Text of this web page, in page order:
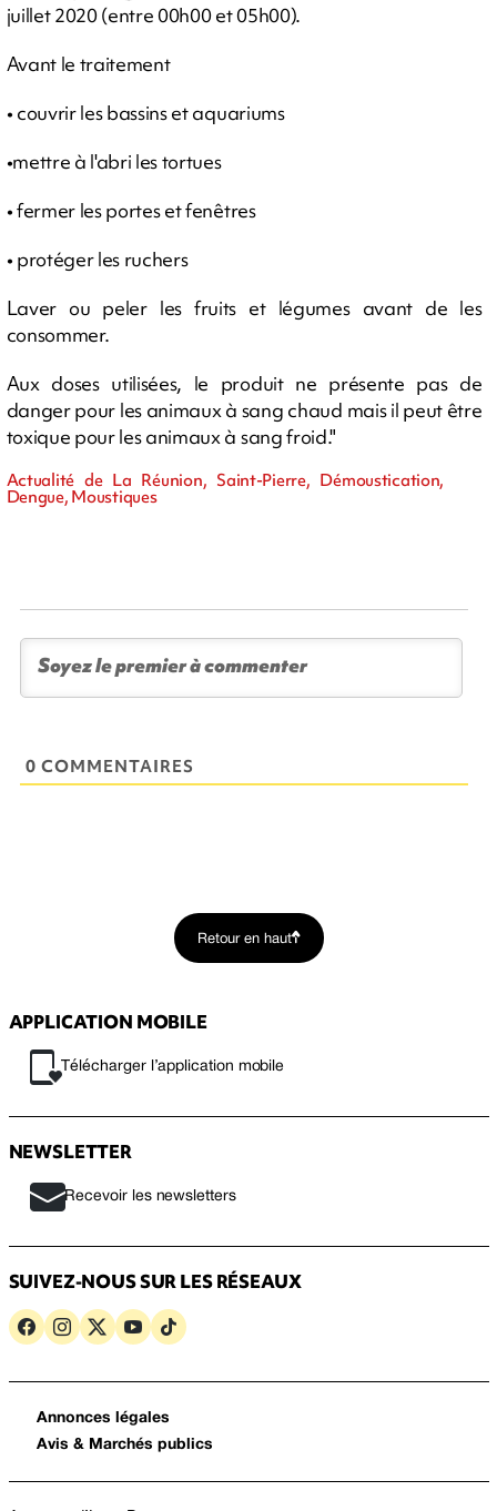
juillet 2020 (entre 00h00 et 05h00).
Avant le traitement
• couvrir les bassins et aquariums
•mettre à l'abri les tortues
• fermer les portes et fenêtres
• protéger les ruchers
Laver ou peler les fruits et légumes avant de les
consommer.
Aux doses utilisées, le produit ne présente pas de
danger pour les animaux à sang chaud mais il peut être
toxique pour les animaux à sang froid."
Actualité de La Réunion, Saint-Pierre, Démoustication,
Dengue, Moustiques
0 COMMENTAIRES
Retour en haut
APPLICATION MOBILE
Télécharger l’application mobile
NEWSLETTER
Recevoir les newsletters
SUIVEZ-NOUS SUR LES RÉSEAUX
Annonces légales
Avis & Marchés publics